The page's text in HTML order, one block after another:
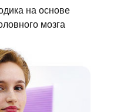
на основе
мозга